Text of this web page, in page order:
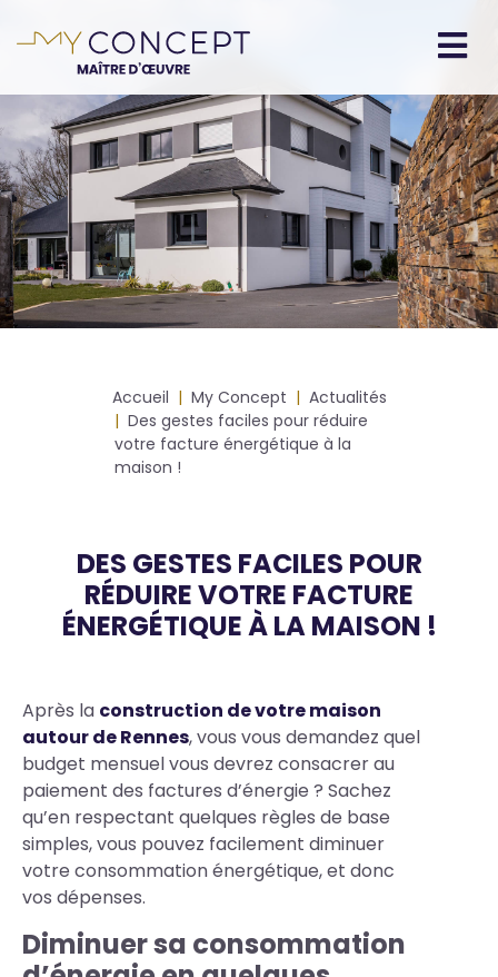
au
principal
principale
Fil
d'Ariane
Accueil My Concept
Actualités
Des gestes faciles pour réduire
votre facture énergétique à la
maison !
DES GESTES FACILES POUR
RÉDUIRE VOTRE FACTURE
ÉNERGÉTIQUE À LA MAISON !
Body
Après la construction de votre maison
autour de Rennes, vous vous demandez quel
budget mensuel vous devrez consacrer au
paiement des factures d’énergie ? Sachez
qu’en respectant quelques règles de base
simples, vous pouvez facilement diminuer
votre consommation énergétique, et donc
vos dépenses.
Diminuer sa consommation